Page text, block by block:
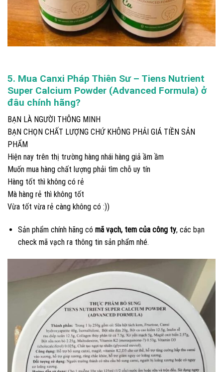
5. Mua Canxi Pháp Thiên Sư – Tiens Nutrient
Super Calcium Powder (Advanced Formula) ở
đâu chính hãng?
BẠN LÀ NGƯỜI THÔNG MINH
BẠN CHỌN CHẤT LƯỢNG CHỨ KHÔNG PHẢI GIÁ TIỀN SẢN
PHẨM
Hiện nay trên thị trường hàng nhái hàng giả ầm ầm
Muốn mua hàng chất lượng phải tìm chỗ uy tín
Hàng tốt thì không có rẻ
Mà hàng rẻ thì không tốt
Vừa tốt vừa rẻ càng không có :))
Sản phẩm chính hãng có mã vạch, tem của công ty, các bạn
check mã vạch ra thông tin sản phẩm nhé.